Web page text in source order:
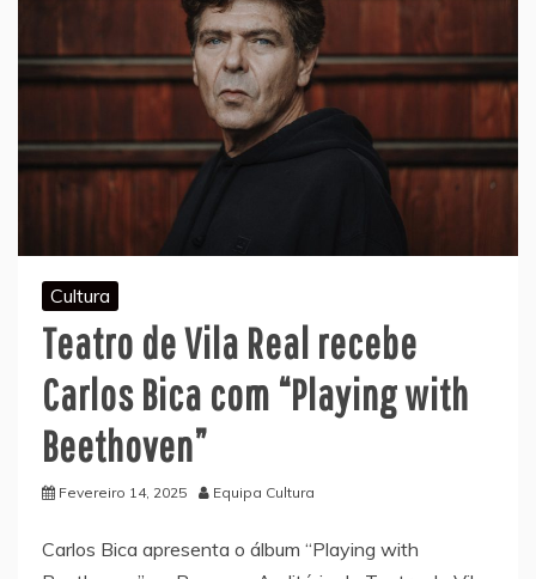
Cultura
Teatro de Vila Real recebe
Carlos Bica com “Playing with
Beethoven”
Fevereiro 14, 2025 Equipa Cultura
Carlos Bica apresenta o álbum “Playing with